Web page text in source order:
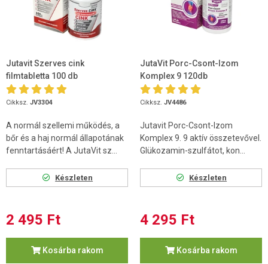
Jutavit Szerves cink
filmtabletta 100 db
Cikksz. JV3304
A normál szellemi működés, a
bőr és a haj normál állapotának
fenntartásáért! A JutaVit sz...
Készleten
2 495 Ft
Kosárba rakom
JutaVit Porc-Csont-Izom
Komplex 9 120db
Cikksz. JV4486
Jutavit Porc-Csont-Izom
Komplex 9. 9 aktív összetevővel.
Glükozamin-szulfátot, kon...
Készleten
4 295 Ft
Kosárba rakom